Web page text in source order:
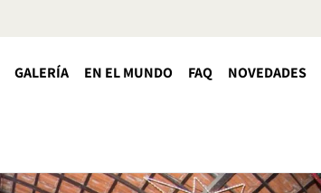
GALERÍA EN EL MUNDO FAQ NOVEDADES